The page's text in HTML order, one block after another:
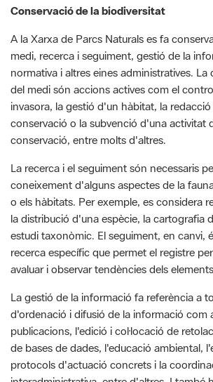
Conservació de la biodiversitat
A la Xarxa de Parcs Naturals es fa
medi, recerca i seguiment, gestió de la
normativa i altres eines administratives. La
del medi són accions actives com el
invasora, la gestió d'un hàbitat, la
conservació o la subvenció d'una activitat
conservació, entre molts d'altres.
La recerca i el seguiment són necessaris
coneixement d'alguns aspectes de la
o els hàbitats. Per exemple, es considera
la distribució d'una espècie, la cartografia
estudi taxonòmic. El seguiment, en canvi,
recerca específic que permet el registre
avaluar i observar tendències dels
La gestió de la informació fa referència a
d'ordenació i difusió de la informació com
publicacions, l'edició i col·locació de
de bases de dades, l'educació ambiental,
protocols d'actuació concrets i la